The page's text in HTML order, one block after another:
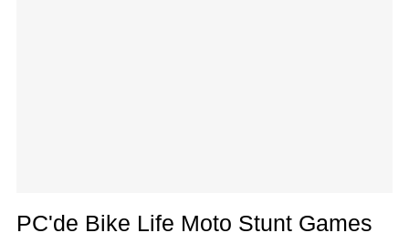
PC'de Bike Life Moto Stunt Games